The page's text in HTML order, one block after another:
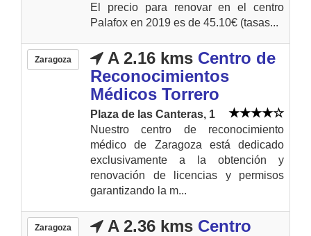
El precio para renovar en el centro
Palafox en 2019 es de 45.10€ (tasas...
Zaragoza A 2.16 kms Centro de
Reconocimientos
Médicos Torrero
Plaza de las Canteras, 1
Nuestro centro de reconocimiento
médico de Zaragoza está dedicado
exclusivamente a la obtención y
renovación de licencias y permisos
garantizando la m...
Zaragoza A 2.36 kms Centro